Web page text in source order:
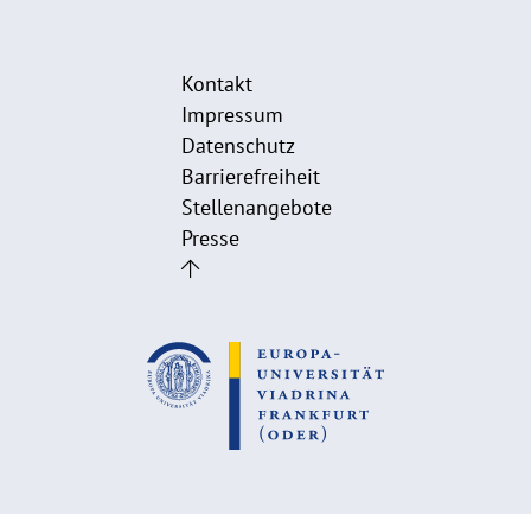
Kontakt
Impressum
Datenschutz
Barrierefreiheit
Stellenangebote
Presse